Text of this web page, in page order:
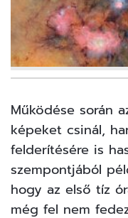
Működése során
képeket csinál,
felderítésére is
szempontjából
hogy az első tíz
még fel nem